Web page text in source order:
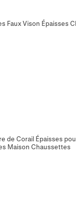
Faux Vison Épaisses
de Corail Épaisses
Maison Chaussettes